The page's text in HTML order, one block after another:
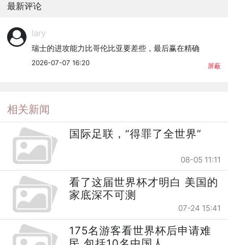
最新评论
lary
瑞士的进攻能力比哥伦比亚要差些，最后赢在精确
2026-07-07 16:20 屏蔽
相关新闻
国际足联，“得罪了全世界”
08-05 11:11
看了这届世界杯才明白 美国的
家底深不可测
07-24 15:41
175名游客看世界杯后申请难